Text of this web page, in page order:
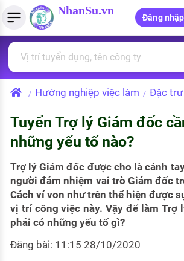
NhanSu.vn
Đăng nhập
Tìm việc làm
Việc làm ngành luật
Việc làm lương cao
Việc làm tốt nhất
CÔNG TY
Danh sách nhà tuyển dụng
Nhà tuyển dụng hàng đầu
Quản lý CV
Tải CV lên
Tạo CV trực tuyến
Mẫu CV đơn giản
Mẫu CV hiện đại
Tính lương Gross - Net
Tính thuế thu nhập cá nhân
Tính trợ cấp thất nghiệp
PHÁP LUẬT VIỆT NAM
Văn bản pháp luật
PHÁP LUẬT LAO ĐỘNG
Lao động và tiền lương
Bảo hiểm và phúc lợi
Thuế thu nhập
/ Hướng nghiệp việc làm / Đặc
Tuyển Trợ lý Giám đốc
những yếu tố nào?
Trợ lý Giám đốc được cho là cánh
người đảm nhiệm vai trò Giám đốc
Cách ví von như trên thể hiện được
vị trí công việc này. Vậy để làm Trợ
phải có những yếu tố gì?
Đăng bài: 11:15 28/10/2020